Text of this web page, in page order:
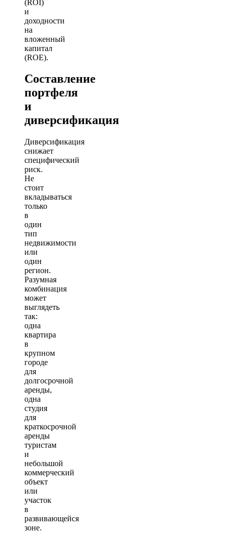
(ROI)
и
доходности
на
вложенный
капитал
(ROE).
Составление
портфеля
и
диверсификация
Диверсификация
снижает
специфический
риск.
Не
стоит
вкладываться
только
в
один
тип
недвижимости
или
один
регион.
Разумная
комбинация
может
выглядеть
так:
одна
квартира
в
крупном
городе
для
долгосрочной
аренды,
одна
студия
для
краткосрочной
аренды
туристам
и
небольшой
коммерческий
объект
или
участок
в
развивающейся
зоне.